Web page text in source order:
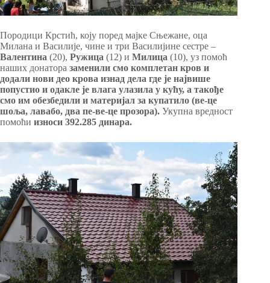
Породици Крстић, коју поред мајке Сњежане, оца
Милана и Василије, чине и три Василијине сестре –
Валентина (20), Ружица (12) и Милица (10), уз помоћ
наших донатора заменили смо комплетан кров и
додали нови део крова изнад дела где је највише
попустио и одакле је влага улазила у кућу, а такође
смо им обезбедили и материјал за купатило (ве-це
шоља, лавабо, два пе-ве-це прозора). Укупна вредност
помоћи износи 392.285 динара.